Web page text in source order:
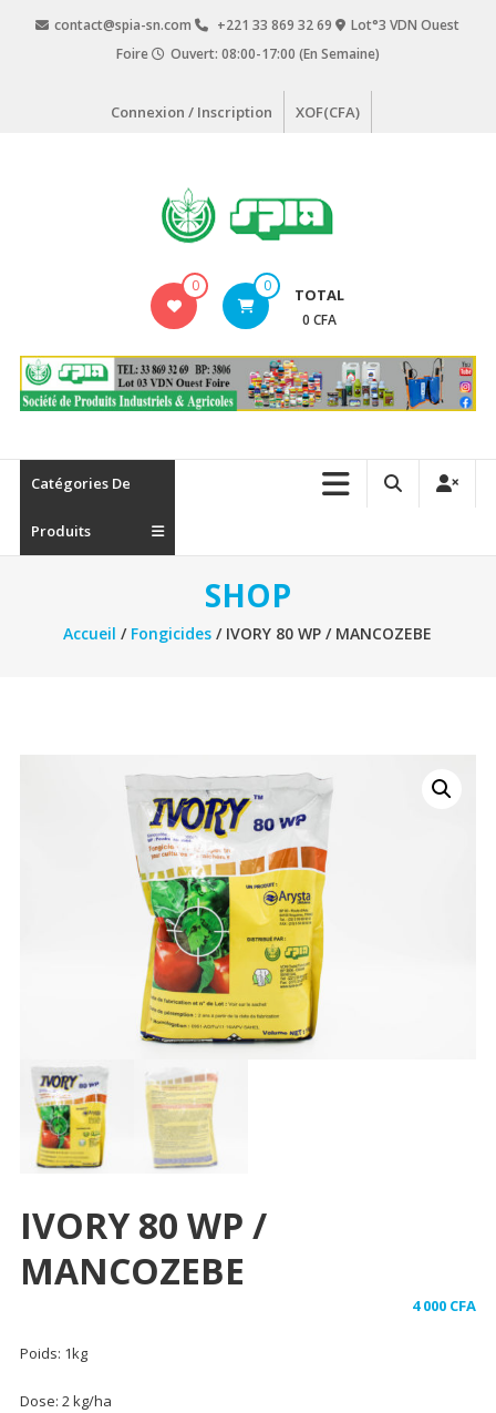
contact@spia-sn.com +221 33 869 32 69
Lot°3 VDN Ouest
Foire
Ouvert: 08:00-17:00 (En Semaine)
Connexion / Inscription XOF(CFA)
Produits
Industriels
0 0 TOTAL
0 CFA
Catégories De
Produits
SHOP
Accueil / Fongicides / IVORY 80 WP / MANCOZEBE
IVORY 80 WP /
MANCOZEBE
4 000 CFA
Poids: 1kg
Dose: 2 kg/ha